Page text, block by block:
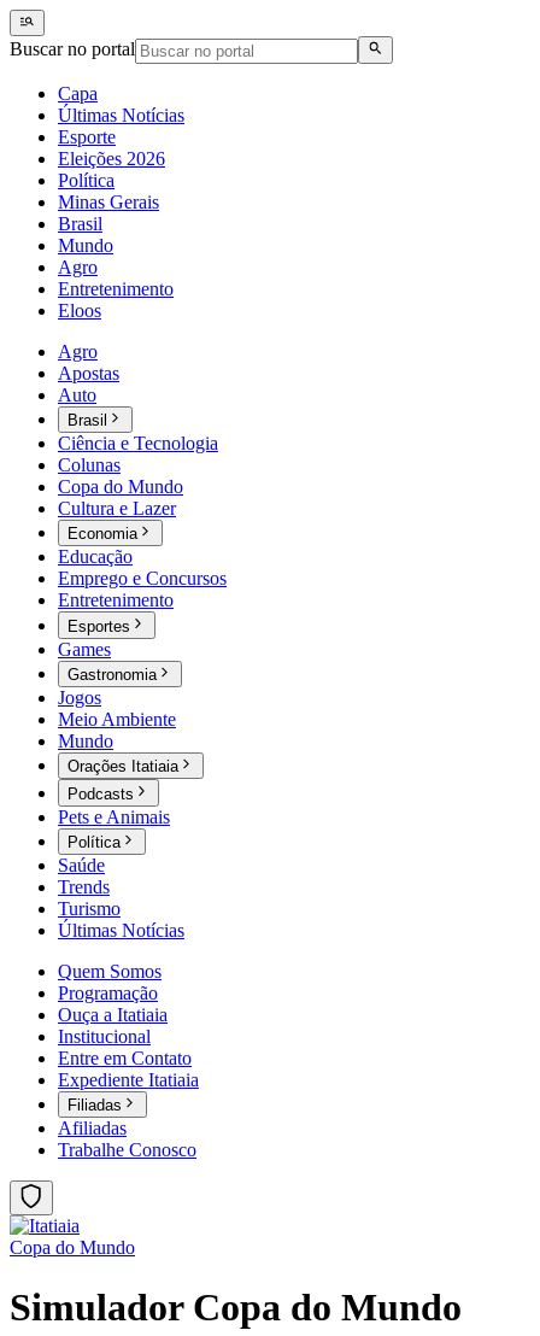
Buscar no portal
Capa
Últimas Notícias
Esporte
Eleições 2026
Política
Minas Gerais
Brasil
Mundo
Agro
Entretenimento
Eloos
Agro
Apostas
Auto
Brasil
Ciência e Tecnologia
Colunas
Copa do Mundo
Cultura e Lazer
Economia
Educação
Emprego e Concursos
Entretenimento
Esportes
Games
Gastronomia
Jogos
Meio Ambiente
Mundo
Orações Itatiaia
Podcasts
Pets e Animais
Política
Saúde
Trends
Turismo
Últimas Notícias
Quem Somos
Programação
Ouça a Itatiaia
Institucional
Entre em Contato
Expediente Itatiaia
Filiadas
Afiliadas
Trabalhe Conosco
Copa do Mundo
Simulador Copa do Mundo